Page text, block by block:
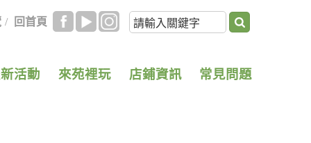
/ 回首頁
活動 來苑裡玩 店鋪資訊 常見問題